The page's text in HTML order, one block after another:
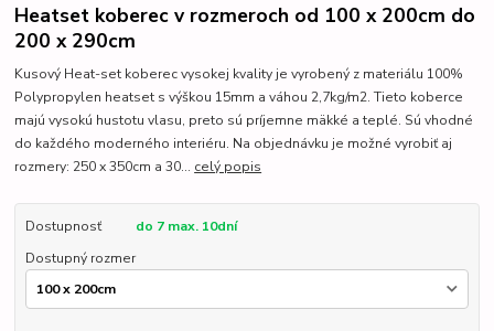
Heatset koberec v rozmeroch od 100 x 200cm do
200 x 290cm
Kusový Heat-set koberec vysokej kvality je vyrobený z materiálu 100%
Polypropylen heatset s výškou 15mm a váhou 2,7kg/m2. Tieto koberce
majú vysokú hustotu vlasu, preto sú príjemne mäkké a teplé. Sú vhodné
do každého moderného interiéru. Na objednávku je možné vyrobiť aj
rozmery: 250 x 350cm a 30... celý popis
Dostupnosť
do 7 max. 10dní
Dostupný rozmer